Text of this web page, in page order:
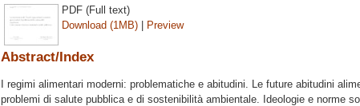
PDF (Full text)
Download (1MB) | Preview
Abstract/Index
I regimi alimentari moderni: problematiche e abitudini. Le future abitudini
problemi di salute pubblica e di sostenibilità ambientale. Ideologie e norme